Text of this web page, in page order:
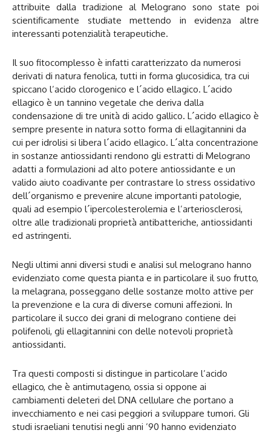
attribuite dalla tradizione al Melograno sono state poi
scientificamente studiate mettendo in evidenza altre
interessanti potenzialità terapeutiche.
Il suo fitocomplesso è infatti caratterizzato da numerosi
derivati di natura fenolica, tutti in forma glucosidica, tra cui
spiccano l’acido clorogenico e l´acido ellagico. L´acido
ellagico è un tannino vegetale che deriva dalla
condensazione di tre unità di acido gallico. L´acido ellagico è
sempre presente in natura sotto forma di ellagitannini da
cui per idrolisi si libera l´acido ellagico. L´alta concentrazione
in sostanze antiossidanti rendono gli estratti di Melograno
adatti a formulazioni ad alto potere antiossidante e un
valido aiuto coadivante per contrastare lo stress ossidativo
dell´organismo e prevenire alcune importanti patologie,
quali ad esempio l´ipercolesterolemia e l’arteriosclerosi,
oltre alle tradizionali proprietà antibatteriche, antiossidanti
ed astringenti.
Negli ultimi anni diversi studi e analisi sul melograno hanno
evidenziato come questa pianta e in particolare il suo frutto,
la melagrana, posseggano delle sostanze molto attive per
la prevenzione e la cura di diverse comuni affezioni. In
particolare il succo dei grani di melograno contiene dei
polifenoli, gli ellagitannini con delle notevoli proprietà
antiossidanti.
Tra questi composti si distingue in particolare l’acido
ellagico, che è antimutageno, ossia si oppone ai
cambiamenti deleteri del DNA cellulare che portano a
invecchiamento e nei casi peggiori a sviluppare tumori. Gli
studi israeliani tenutisi negli anni ’90 hanno evidenziato